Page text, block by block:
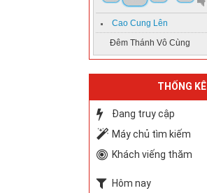
Cao Cung Lên
Đêm Thánh Vô Cùng
THỐNG KÊ
Đang truy cập
Máy chủ tìm kiếm
Khách viếng thăm
Hôm nay